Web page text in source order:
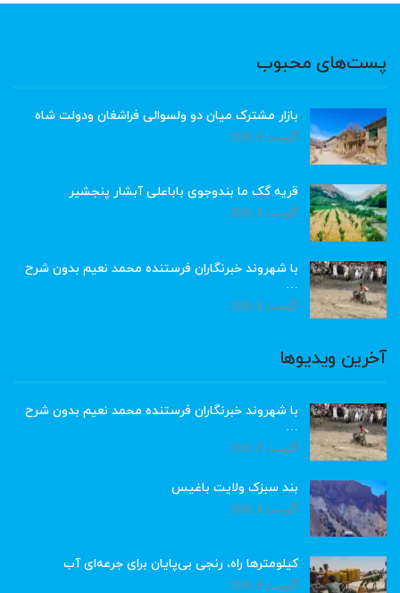
پست‌های محبوب
بازار مشترک میان دو ولسوالی فراشغان ودولت شاه
آگوست 8, 2026
قریه گک ما بندوجوی باباعلی آبشار پنجشیر
آگوست 8, 2026
با شهروند خبرنگاران فرستنده محمد نعیم بدون شرح
…
آگوست 8, 2026
آخرین ویدیوها
با شهروند خبرنگاران فرستنده محمد نعیم بدون شرح
…
آگوست 8, 2026
بند سبزک ولایت باغیس
آگوست 8, 2026
کیلومترها راه، رنجی بی‌پایان برای جرعه‌ای آب
آگوست 8, 2026